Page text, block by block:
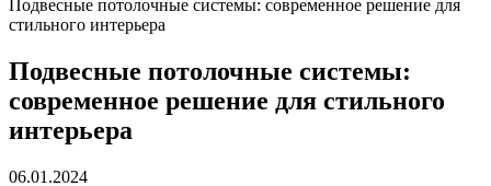
Подвесные потолочные системы: современное решение для
стильного интерьера
Подвесные потолочные системы:
современное решение для стильного
интерьера
06.01.2024